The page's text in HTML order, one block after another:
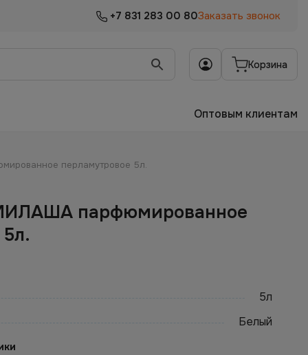
+7 831 283 00 80Заказать звонок
Корзина
Оптовым клиентам
перламутровое 5л.
парфюмированное
5л
Белый